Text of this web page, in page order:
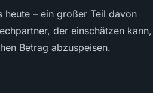
heute – ein großer Teil davon
der einschätzen kann,
Betrag abzuspeisen.